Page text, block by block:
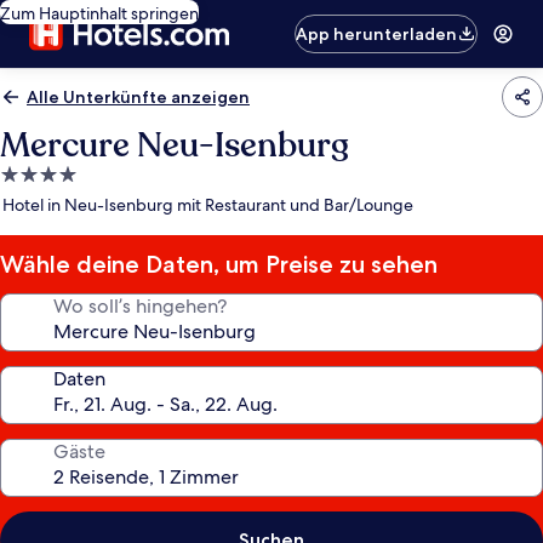
Zum Hauptinhalt springen
App herunterladen
Alle Unterkünfte anzeigen
Mercure Neu-Isenburg
4.0-
Sterne-
Hotel in Neu-Isenburg mit Restaurant und Bar/Lounge
Wähle deine Daten, um Preise zu sehen
Wo soll’s hingehen?
Daten
Gäste